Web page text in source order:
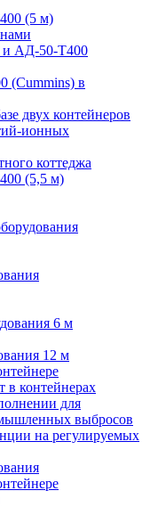
(5 м)
АД-50-Т400
(Cummins) в
двух контейнеров
ионных
коттеджа
(5,5 м)
6 м
12 м
в контейнерах
для
выбросов
на регулируемых